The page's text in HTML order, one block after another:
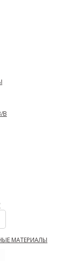
В
МАТЕРИАЛЫ